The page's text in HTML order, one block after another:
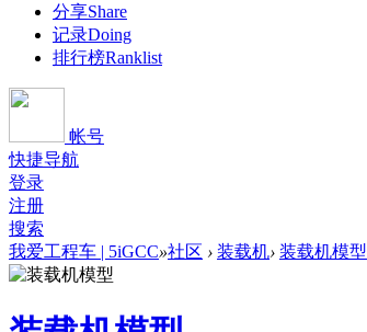
分享Share
记录Doing
排行榜Ranklist
帐号
快捷导航
登录
注册
搜索
我爱工程车 | 5iGCC»社区 › 装载机› 装载机模型